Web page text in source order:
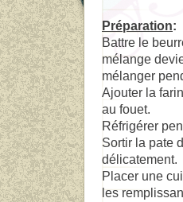
Préparation:
Battre le
mélange
mélanger
Ajouter la
au fouet.
Réfrigérer
Sortir la pate
délicatement.
Placer une
les